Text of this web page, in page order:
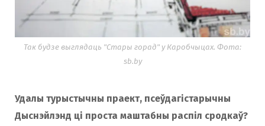
Так будзе выглядаць "Стары горад" у Каробчыцах. Фота:
sb.by
Удалы турыстычны праект, псеўдагістарычны
Дыснэйлэнд ці проста маштабны распіл сродкаў?